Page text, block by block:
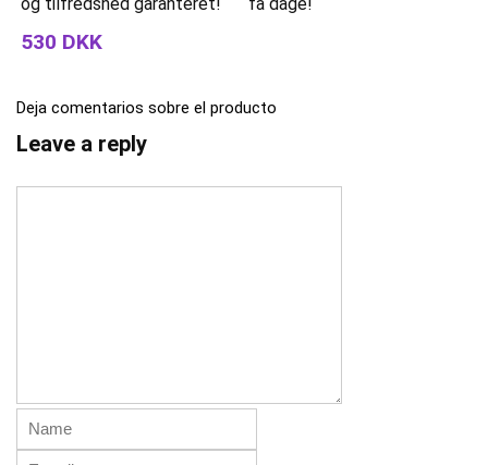
og tilfredshed garanteret!
530 DKK
få dage!
Deja comentarios sobre el producto
Leave a reply